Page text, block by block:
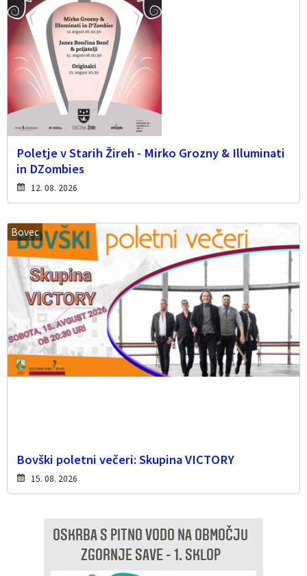
Poletje v Starih Žireh - Mirko Grozny & Illuminati
in DZombies
12. 08. 2026
Bovec
Bovški poletni večeri: Skupina VICTORY
15. 08. 2026
OSKRBA S PITNO VODO NA OBMOČJU
ZGORNJE SAVE - 1. SKLOP